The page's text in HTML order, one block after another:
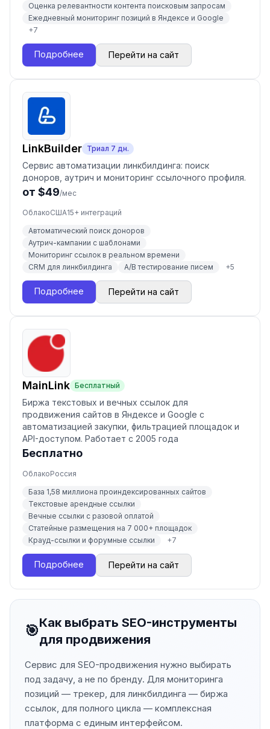
Оценка релевантности контента поисковым запросам
Ежедневный мониторинг позиций в Яндексе и Google
+7
Подробнее Перейти на сайт
LinkBuilder Триал 7 дн.
Сервис автоматизации линкбилдинга: поиск
доноров, аутрич и мониторинг ссылочного профиля.
от $49/мес
ОблакоСША15+ интеграций
Автоматический поиск доноров
Аутрич-кампании с шаблонами
Мониторинг ссылок в реальном времени
CRM для линкбилдинга
A/B тестирование писем +5
Подробнее Перейти на сайт
MainLink Бесплатный
Биржа текстовых и вечных ссылок для
продвижения сайтов в Яндексе и Google с
автоматизацией закупки, фильтрацией площадок и
API-доступом. Работает с 2005 года
Бесплатно
ОблакоРоссия
База 1,58 миллиона проиндексированных сайтов
Текстовые арендные ссылки
Вечные ссылки с разовой оплатой
Статейные размещения на 7 000+ площадок
Крауд-ссылки и форумные ссылки
+7
Подробнее Перейти на сайт
🎯Как выбрать SEO-инструменты
для продвижения
Сервис для SEO-продвижения нужно выбирать
под задачу, а не по бренду. Для мониторинга
позиций — трекер, для линкбилдинга — биржа
ссылок, для полного цикла — комплексная
платформа с единым интерфейсом.